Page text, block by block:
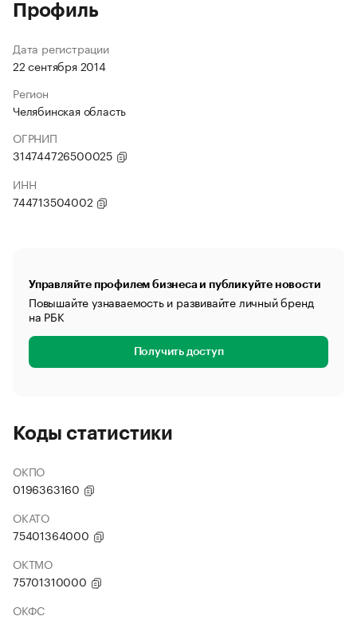
Профиль
Дата регистрации
22 сентября 2014
Регион
Челябинская область
ОГРНИП
314744726500025
ИНН
744713504002
Управляйте профилем бизнеса и публикуйте новости
Повышайте узнаваемость и развивайте личный бренд
на РБК
Получить доступ
Коды статистики
ОКПО
0196363160
ОКАТО
75401364000
ОКТМО
75701310000
ОКФС